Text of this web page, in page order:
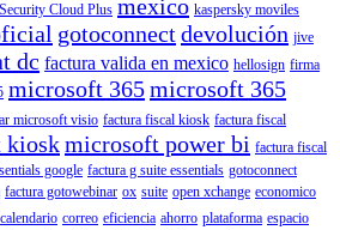
Cloud Plus mexico kaspersky moviles
gotoconnectdevolución jive
dc factura valida en mexico hellosign firma
microsoft 365microsoft 365
microsoft visio factura fiscal kiosk factura fiscal
kioskmicrosoft power bi factura fiscal
google factura g suite essentials gotoconnect
factura gotowebinar ox suite open xchange economico
calendario correo eficiencia ahorro plataforma espacio